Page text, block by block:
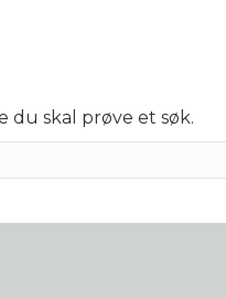
du skal prøve et søk.